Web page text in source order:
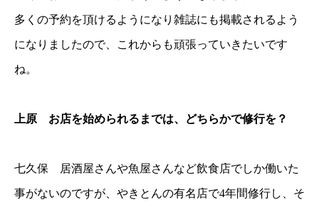
多くの予約を頂けるようになり雑誌にも掲載されるよう
になりましたので、これからも頑張っていきたいです
ね。
上原 お店を始められるまでは、どちらかで修行を？
七久保 居酒屋さんや魚屋さんなど飲食店でしか働いた
事がないのですが、やきとんの有名店で4年間修行し、そ